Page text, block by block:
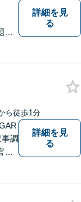
ご
詳細を見
る
ら徒歩1分
調
詳細を見
る